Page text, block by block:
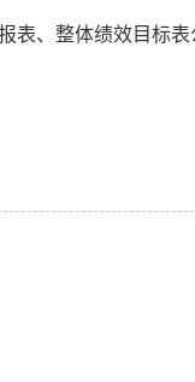
表、整体绩效目标表